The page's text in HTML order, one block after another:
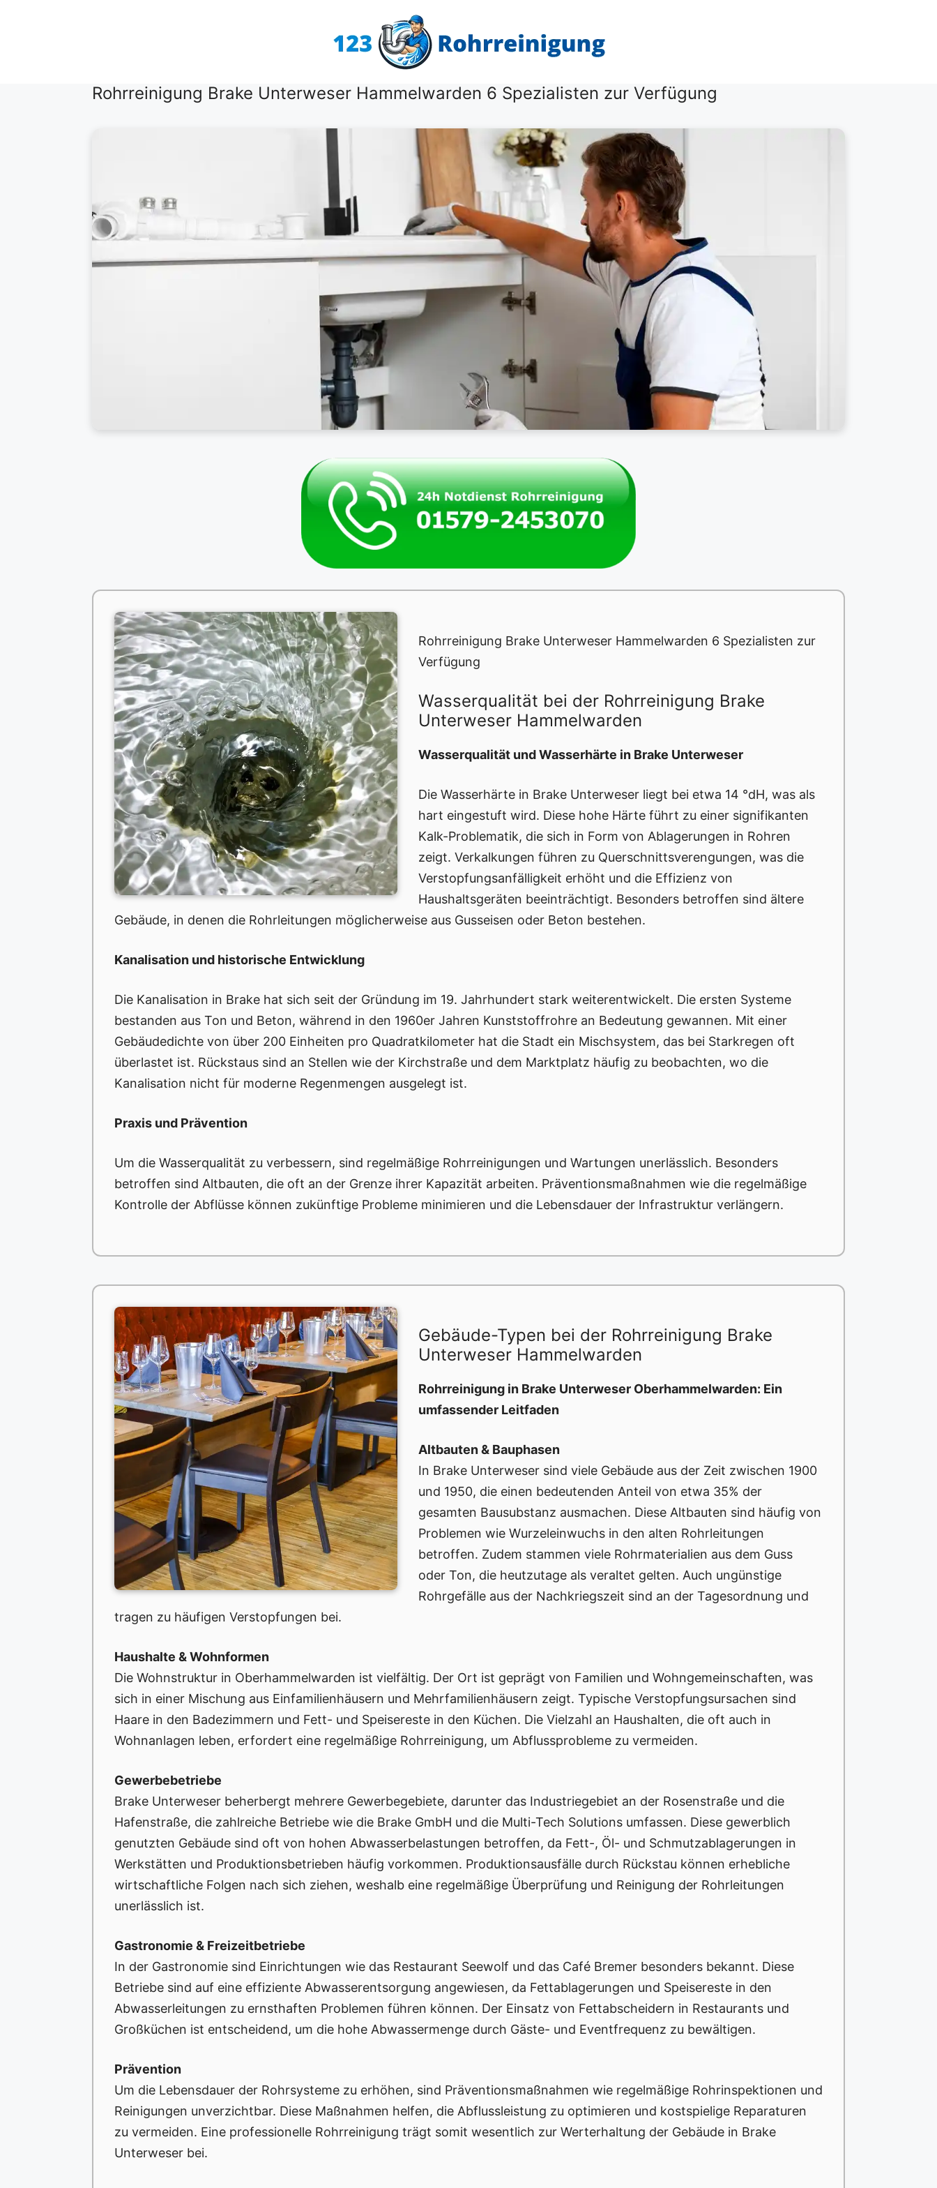
Rohrreinigung Brake Unterweser Hammelwarden 6 Spezialisten zur Verfügung
Rohrreinigung Brake Unterweser Hammelwarden 6 Spezialisten zur
Verfügung
Wasserqualität bei der Rohrreinigung Brake
Unterweser Hammelwarden
Wasserqualität und Wasserhärte in Brake Unterweser
Die Wasserhärte in Brake Unterweser liegt bei etwa 14 °dH, was als
hart eingestuft wird. Diese hohe Härte führt zu einer signifikanten
Kalk-Problematik, die sich in Form von Ablagerungen in Rohren
zeigt. Verkalkungen führen zu Querschnittsverengungen, was die
Verstopfungsanfälligkeit erhöht und die Effizienz von
Haushaltsgeräten beeinträchtigt. Besonders betroffen sind ältere
Gebäude, in denen die Rohrleitungen möglicherweise aus Gusseisen oder Beton bestehen.
Kanalisation und historische Entwicklung
Die Kanalisation in Brake hat sich seit der Gründung im 19. Jahrhundert stark weiterentwickelt. Die ersten Systeme
bestanden aus Ton und Beton, während in den 1960er Jahren Kunststoffrohre an Bedeutung gewannen. Mit einer
Gebäudedichte von über 200 Einheiten pro Quadratkilometer hat die Stadt ein Mischsystem, das bei Starkregen oft
überlastet ist. Rückstaus sind an Stellen wie der Kirchstraße und dem Marktplatz häufig zu beobachten, wo die
Kanalisation nicht für moderne Regenmengen ausgelegt ist.
Praxis und Prävention
Um die Wasserqualität zu verbessern, sind regelmäßige Rohrreinigungen und Wartungen unerlässlich. Besonders
betroffen sind Altbauten, die oft an der Grenze ihrer Kapazität arbeiten. Präventionsmaßnahmen wie die regelmäßige
Kontrolle der Abflüsse können zukünftige Probleme minimieren und die Lebensdauer der Infrastruktur verlängern.
Gebäude-Typen bei der Rohrreinigung Brake
Unterweser Hammelwarden
Rohrreinigung in Brake Unterweser Oberhammelwarden: Ein
umfassender Leitfaden
Altbauten & Bauphasen
In Brake Unterweser sind viele Gebäude aus der Zeit zwischen 1900
und 1950, die einen bedeutenden Anteil von etwa 35% der
gesamten Bausubstanz ausmachen. Diese Altbauten sind häufig von
Problemen wie Wurzeleinwuchs in den alten Rohrleitungen
betroffen. Zudem stammen viele Rohrmaterialien aus dem Guss
oder Ton, die heutzutage als veraltet gelten. Auch ungünstige
Rohrgefälle aus der Nachkriegszeit sind an der Tagesordnung und
tragen zu häufigen Verstopfungen bei.
Haushalte & Wohnformen
Die Wohnstruktur in Oberhammelwarden ist vielfältig. Der Ort ist geprägt von Familien und Wohngemeinschaften, was
sich in einer Mischung aus Einfamilienhäusern und Mehrfamilienhäusern zeigt. Typische Verstopfungsursachen sind
Haare in den Badezimmern und Fett- und Speisereste in den Küchen. Die Vielzahl an Haushalten, die oft auch in
Wohnanlagen leben, erfordert eine regelmäßige Rohrreinigung, um Abflussprobleme zu vermeiden.
Gewerbebetriebe
Brake Unterweser beherbergt mehrere Gewerbegebiete, darunter das Industriegebiet an der Rosenstraße und die
Hafenstraße, die zahlreiche Betriebe wie die Brake GmbH und die Multi-Tech Solutions umfassen. Diese gewerblich
genutzten Gebäude sind oft von hohen Abwasserbelastungen betroffen, da Fett-, Öl- und Schmutzablagerungen in
Werkstätten und Produktionsbetrieben häufig vorkommen. Produktionsausfälle durch Rückstau können erhebliche
wirtschaftliche Folgen nach sich ziehen, weshalb eine regelmäßige Überprüfung und Reinigung der Rohrleitungen
unerlässlich ist.
Gastronomie & Freizeitbetriebe
In der Gastronomie sind Einrichtungen wie das Restaurant Seewolf und das Café Bremer besonders bekannt. Diese
Betriebe sind auf eine effiziente Abwasserentsorgung angewiesen, da Fettablagerungen und Speisereste in den
Abwasserleitungen zu ernsthaften Problemen führen können. Der Einsatz von Fettabscheidern in Restaurants und
Großküchen ist entscheidend, um die hohe Abwassermenge durch Gäste- und Eventfrequenz zu bewältigen.
Prävention
Um die Lebensdauer der Rohrsysteme zu erhöhen, sind Präventionsmaßnahmen wie regelmäßige Rohrinspektionen und
Reinigungen unverzichtbar. Diese Maßnahmen helfen, die Abflussleistung zu optimieren und kostspielige Reparaturen
zu vermeiden. Eine professionelle Rohrreinigung trägt somit wesentlich zur Werterhaltung der Gebäude in Brake
Unterweser bei.